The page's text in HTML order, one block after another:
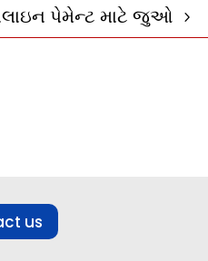
5
પેમેન્ટ માટે જુઓ
us